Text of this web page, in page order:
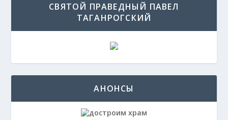
СВЯТОЙ ПРАВЕДНЫЙ ПАВЕЛ
ТАГАНРОГСКИЙ
АНОНСЫ